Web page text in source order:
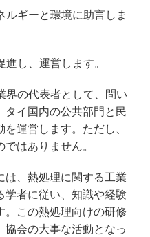
ギーと環境に助言しま
し、運営します。
界の代表者として、問い
イ国内の公共部門と民
運営します。ただし、
はありません。
は、熱処理に関する工業
者に従い、知識や経験
。この熱処理向けの研修
協会の大事な活動となっ